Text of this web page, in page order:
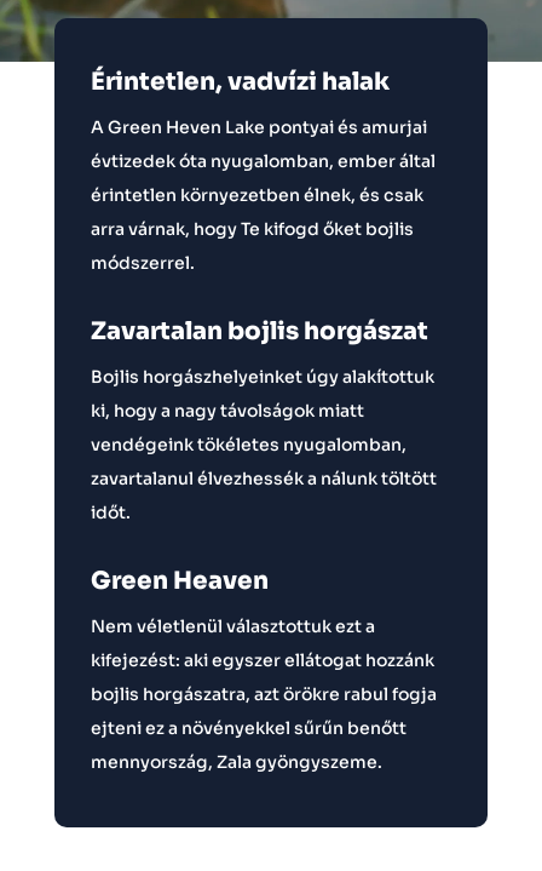
Érintetlen, vadvízi halak
A Green Heven Lake pontyai és amurjai
évtizedek óta nyugalomban, ember által
érintetlen környezetben élnek, és csak
arra várnak, hogy Te kifogd őket bojlis
módszerrel.
Zavartalan bojlis horgászat
Bojlis horgászhelyeinket úgy alakítottuk
ki, hogy a nagy távolságok miatt
vendégeink tökéletes nyugalomban,
zavartalanul élvezhessék a nálunk töltött
időt.
Green Heaven
Nem véletlenül választottuk ezt a
kifejezést: aki egyszer ellátogat hozzánk
bojlis horgászatra, azt örökre rabul fogja
ejteni ez a növényekkel sűrűn benőtt
mennyország, Zala gyöngyszeme.